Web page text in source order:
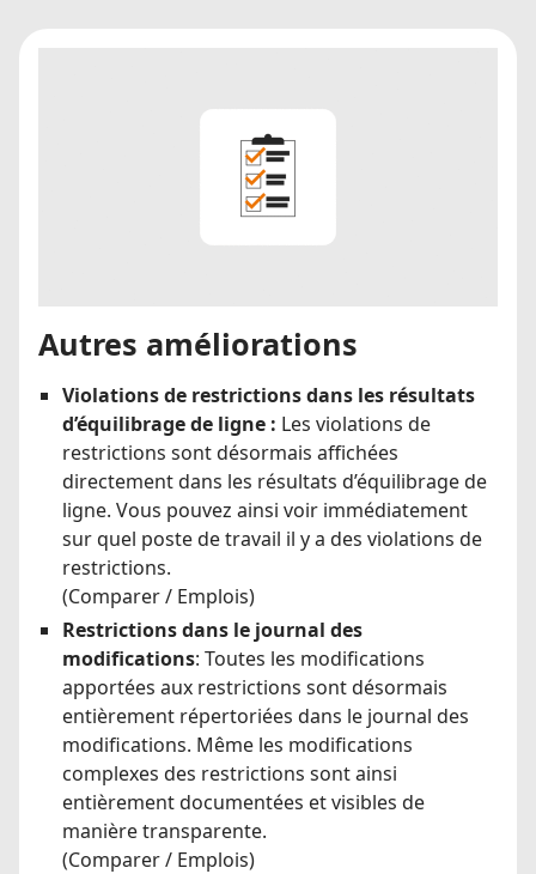
Autres améliorations
Violations de restrictions dans les résultats
d’équilibrage de ligne : Les violations de
restrictions sont désormais affichées
directement dans les résultats d’équilibrage de
ligne. Vous pouvez ainsi voir immédiatement
sur quel poste de travail il y a des violations de
restrictions.
(Comparer / Emplois)
Restrictions dans le journal des
modifications: Toutes les modifications
apportées aux restrictions sont désormais
entièrement répertoriées dans le journal des
modifications. Même les modifications
complexes des restrictions sont ainsi
entièrement documentées et visibles de
manière transparente.
(Comparer / Emplois)